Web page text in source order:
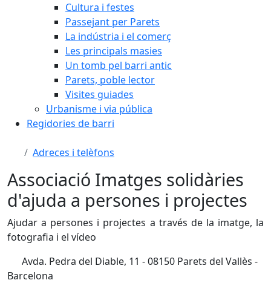
Cultura i festes
Passejant per Parets
La indústria i el comerç
Les principals masies
Un tomb pel barri antic
Parets, poble lector
Visites guiades
Urbanisme i via pública
Regidories de barri
Adreces i telèfons
Associació Imatges solidàries
d'ajuda a persones i projectes
Ajudar a persones i projectes a través de la imatge, la
fotografia i el vídeo
Avda. Pedra del Diable, 11 - 08150 Parets del Vallès -
Barcelona